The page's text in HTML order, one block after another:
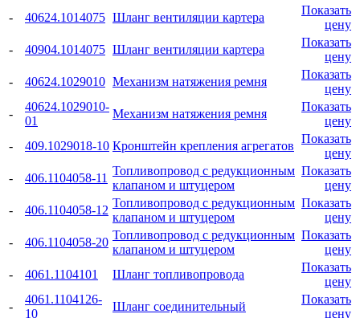
-
40624.1014075 Шланг вентиляции картера
Показать
цену
-
40904.1014075 Шланг вентиляции картера
Показать
цену
-
40624.1029010 Механизм натяжения ремня
Показать
цену
-
40624.1029010-
01
Механизм натяжения ремня
Показать
цену
-
409.1029018-10 Кронштейн крепления агрегатов
Показать
цену
-
406.1104058-11
Топливопровод с редукционным
клапаном и штуцером
Показать
цену
-
406.1104058-12
Топливопровод с редукционным
клапаном и штуцером
Показать
цену
-
406.1104058-20
Топливопровод с редукционным
клапаном и штуцером
Показать
цену
-
4061.1104101 Шланг топливопровода
Показать
цену
-
4061.1104126-
10
Шланг соединительный
Показать
цену